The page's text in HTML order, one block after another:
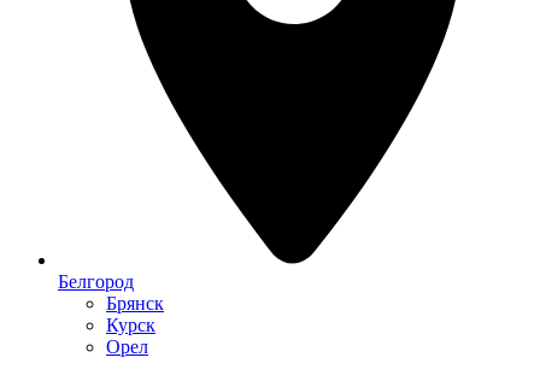
Белгород
Брянск
Курск
Орел